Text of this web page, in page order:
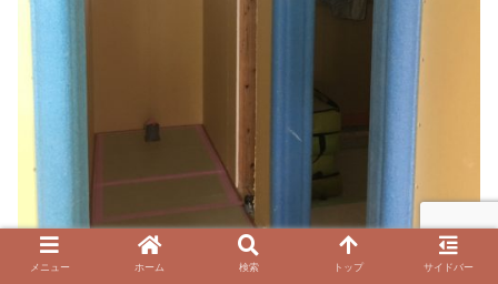
メニュー ホーム 検索 トップ サイドバー